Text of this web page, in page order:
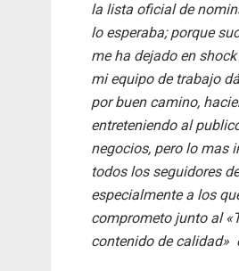
la lista oficial de
lo esperaba; porque
me ha dejado en
mi equipo de trabajo
por buen camino,
entreteniendo al
negocios, pero lo mas
todos los seguidores
especialmente a los
comprometo junto al
contenido de calidad»